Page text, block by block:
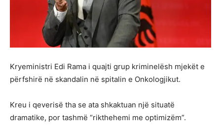
Kryeministri Edi Rama i quajti grup kriminelësh mjekët e
përfshirë në skandalin në spitalin e Onkologjikut.
Kreu i qeverisë tha se ata shkaktuan një situatë
dramatike, por tashmë “rikthehemi me optimizëm”.